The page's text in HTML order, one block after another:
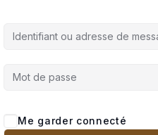
Me garder connecté